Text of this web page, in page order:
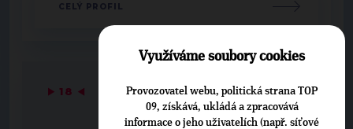
CELÝ PROFIL
▶ 18 ◀
Využíváme soubory cookies
Provozovatel webu, politická strana TOP
09, získává, ukládá a zpracovává
informace o jeho uživatelích (např. síťové